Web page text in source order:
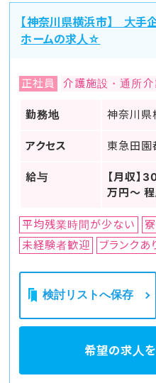
【神奈川県横浜市】 大手
ホームの求人☆
正社員 介護施設・通所介
勤務地 神奈川県
アクセス 東急田園
給与
【月収】
万円～
平均残業時間が少ない
未経験者歓迎
ブランクあ
検討リストへ保存
希望の求人を